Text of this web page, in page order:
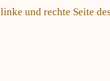
linke und rechte Seite